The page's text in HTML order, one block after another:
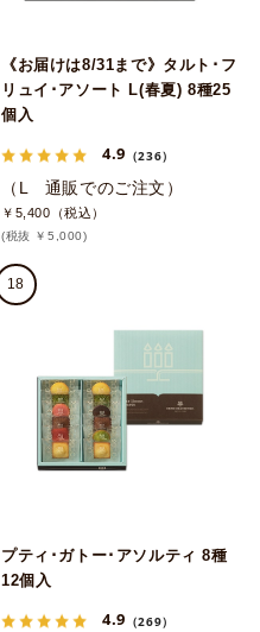
《お届けは8/31まで》タルト･フ
リュイ･アソート L(春夏) 8種25
個入
4.9 （236）
（L 通販でのご注文）
￥5,400（税込）
(税抜 ￥5,000)
18
プティ･ガトー･アソルティ 8種
12個入
4.9 （269）